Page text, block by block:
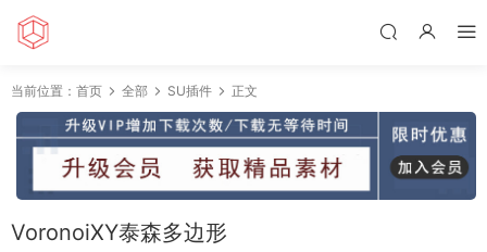
当前位置： 首页 全部 SU插件 正文
VoronoiXY泰森多边形